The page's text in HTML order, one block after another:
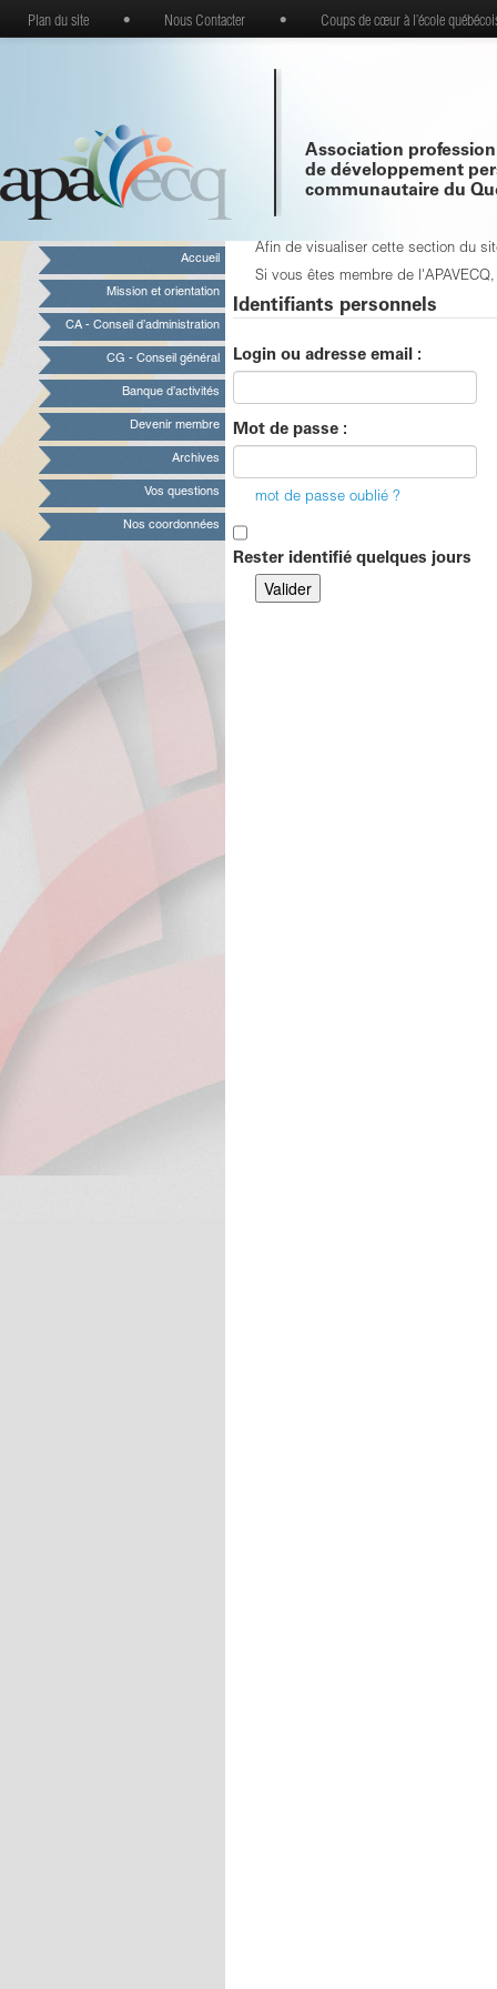
Plan du site • Nous Contacter • Coups de cœur à l’école
Association
de développement
communautaire du
Accueil
Mission et orientation
CA - Conseil d’administration
CG - Conseil général
Banque d’activités
Devenir membre
Archives
Vos questions
Nos coordonnées
Afin de visualiser cette section du
Si vous êtes membre de
Identifiants personnels
Login ou adresse email :
Mot de passe :
mot de passe oublié ?
Rester identifié quelques jours